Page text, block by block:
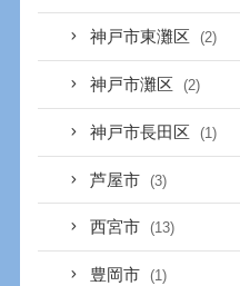
神戸市東灘区 (2)
神戸市灘区 (2)
神戸市長田区 (1)
芦屋市 (3)
西宮市 (13)
豊岡市 (1)